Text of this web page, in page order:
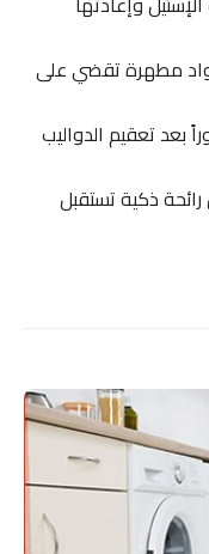
مطهرة تقضي على
تعقيم الدواليب
ذكية تستقبل